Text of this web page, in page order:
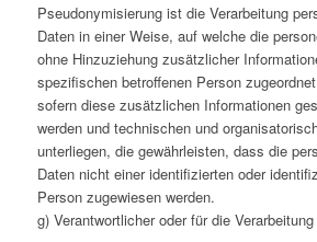
Pseudonymisierung ist die Verarbeitung
Daten in einer Weise, auf welche die
ohne Hinzuziehung zusätzlicher
spezifischen betroffenen Person
sofern diese zusätzlichen Informationen
werden und technischen und
unterliegen, die gewährleisten, dass die
Daten nicht einer identifizierten oder
Person zugewiesen werden.
g) Verantwortlicher oder für die